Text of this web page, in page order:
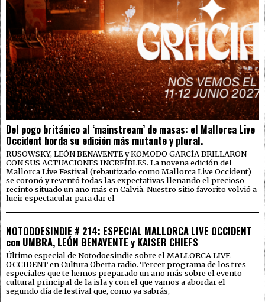
Del pogo británico al ‘mainstream’ de masas: el Mallorca Live
Occident borda su edición más mutante y plural.
RUSOWSKY, LEÓN BENAVENTE y KOMODO GARCÍA BRILLARON
CON SUS ACTUACIONES INCREÍBLES. La novena edición del
Mallorca Live Festival (rebautizado como Mallorca Live Occident)
se coronó y reventó todas las expectativas llenando el precioso
recinto situado un año más en Calvià. Nuestro sitio favorito volvió a
lucir espectacular para dar el
NOTODOESINDIE # 214: ESPECIAL MALLORCA LIVE OCCIDENT
con UMBRA, LEÓN BENAVENTE y KAISER CHIEFS
Último especial de Notodoesindie sobre el MALLORCA LIVE
OCCIDENT en Cultura Oberta radio. Tercer programa de los tres
especiales que te hemos preparado un año más sobre el evento
cultural principal de la isla y con el que vamos a abordar el
segundo día de festival que, como ya sabrás,